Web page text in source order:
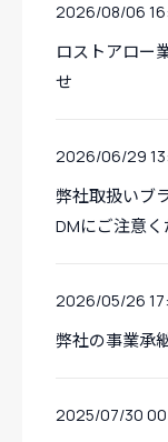
2026/08/06
ロストアロー
せ
2026/06/29
弊社取扱いブ
DMにご注意く
2026/05/26
弊社の事業承
2025/07/30